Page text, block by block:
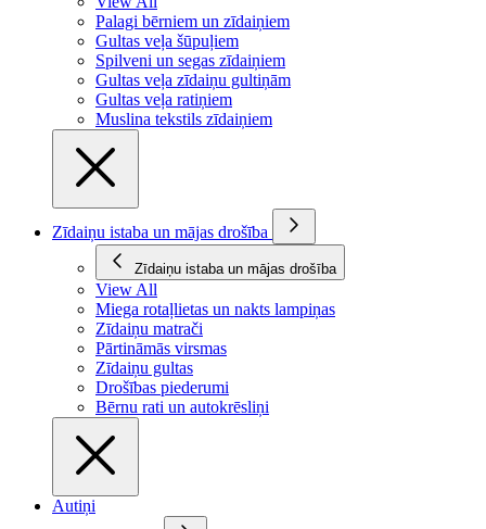
Palagi bērniem un zīdaiņiem
Gultas veļa šūpuļiem
Spilveni un segas zīdaiņiem
Gultas veļa zīdaiņu gultiņām
Gultas veļa ratiņiem
Muslina tekstils zīdaiņiem
Zīdaiņu istaba un mājas drošība
Zīdaiņu istaba un mājas drošība
View All
Miega rotaļlietas un nakts lampiņas
Zīdaiņu matrači
Pārtināmās virsmas
Zīdaiņu gultas
Drošības piederumi
Bērnu rati un autokrēsliņi
Autiņi